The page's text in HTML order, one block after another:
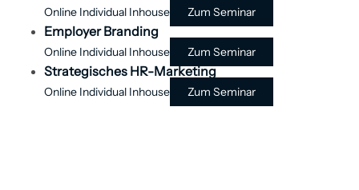
Online Individual Inhouse Zum Seminar
Employer Branding
Online Individual Inhouse Zum Seminar
Strategisches HR-Marketing
Online Individual Inhouse Zum Seminar